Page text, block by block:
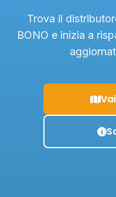
Trova il
BONO e inizia a